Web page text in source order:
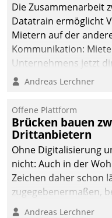
Die Zusammenarbeit
Datatrain ermöglicht
Mietern auf der
Kommunikation:
Unternehmens jetzt
Mitarbeiter oder
Andreas Lerchner
Offene Plattform
Brücken bauen
Drittanbietern
Ohne Digitalisierung
nicht: Auch in der
Zeichen daher schon
zugegebenermaßen,
Branchen.
Andreas Lerchner